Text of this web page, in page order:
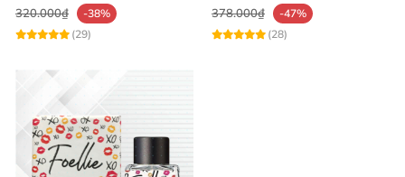
320.000₫
-38%
(29)
378.000₫
-47%
(28)